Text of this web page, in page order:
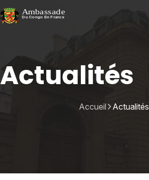
Actualités
Accueil Actualités